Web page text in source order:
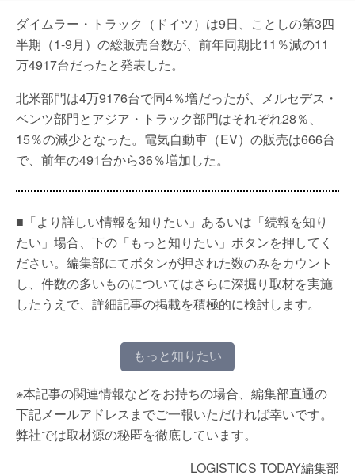
ダイムラー・トラック（ドイツ）は9日、ことしの第3四
半期（1-9月）の総販売台数が、前年同期比11％減の11
万4917台だったと発表した。
北米部門は4万9176台で同4％増だったが、メルセデス・
ベンツ部門とアジア・トラック部門はそれぞれ28％、
15％の減少となった。電気自動車（EV）の販売は666台
で、前年の491台から36％増加した。
■「より詳しい情報を知りたい」あるいは「続報を知り
たい」場合、下の「もっと知りたい」ボタンを押してく
ださい。編集部にてボタンが押された数のみをカウント
し、件数の多いものについてはさらに深掘り取材を実施
したうえで、詳細記事の掲載を積極的に検討します。
もっと知りたい
※本記事の関連情報などをお持ちの場合、編集部直通の
下記メールアドレスまでご一報いただければ幸いです。
弊社では取材源の秘匿を徹底しています。
LOGISTICS TODAY編集部